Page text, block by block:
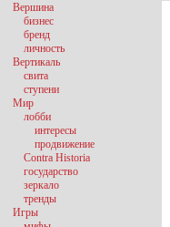
Вершина
бизнес
бренд
личность
Вертикаль
свита
ступени
Мир
лобби
интересы
продвижение
Contra Historia
государство
зеркало
тренды
Игры